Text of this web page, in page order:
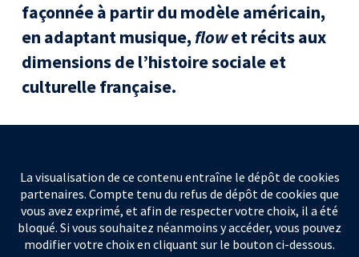
façonnée à partir du modèle américain,
en adaptant musique,flowet récits aux
dimensions de l’histoire sociale et
culturelle française.
La visualisation de ce contenu entraîne le dépôt de cookies
partenaires. Compte tenu du refus de dépôt de cookies que
vous avez exprimé, et afin de respecter votre choix, il a été
bloqué. Si vous souhaitez néanmoins y accéder, vous pouvez
modifier votre choix en cliquant sur le bouton ci-dessous.